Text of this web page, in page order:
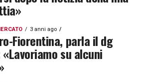
3 anni ago
Fiorentina, parla il dg
su alcuni